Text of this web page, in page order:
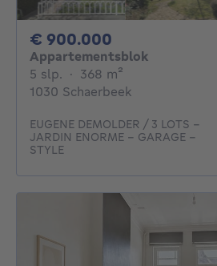
€ 900.000
Appartementsblok
5 slp. 5 slaapkamers
· 368 m²
1030 Schaerbeek
EUGENE DEMOLDER / 3 LOTS -
JARDIN ENORME - GARAGE -
STYLE